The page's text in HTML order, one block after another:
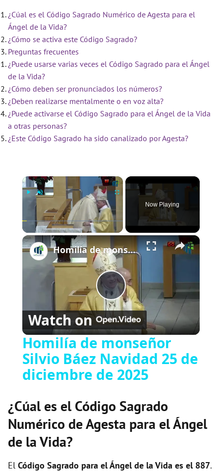
¿Cúal es el Código Sagrado Numérico de Agesta para el
Ángel de la Vida?
¿Cómo se activa este Código Sagrado?
Preguntas frecuentes
¿Puede usarse varias veces el Código Sagrado para el Ángel
de la Vida?
¿Cómo deben ser pronunciados los números?
¿Deben realizarse mentalmente o en voz alta?
¿Puede activarse el Código Sagrado para el Ángel de la Vida
a otras personas?
¿Este Código Sagrado ha sido canalizado por Agesta?
×
Play Unmute
Now Playing
×
P
l
a
V
Homilía de monseñor Silvio Báez Navidad 25 de diciembre de 2025
Watch on
Homilía de monseñor
Silvio Báez Navidad 25 de
diciembre de 2025
¿Cúal es el Código Sagrado
Numérico de Agesta para el Ángel
de la Vida?
El Código Sagrado para el Ángel de la Vida es el 887.